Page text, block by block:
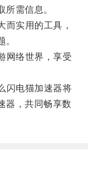
需信息。
实用的工具，
络世界，享受
电猫加速器将
器，共同畅享数